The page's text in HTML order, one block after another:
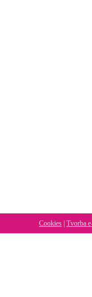
Cookies Tvorba